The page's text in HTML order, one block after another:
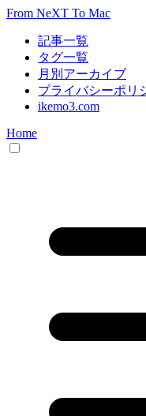
From NeXT To Mac
記事一覧
タグ一覧
月別アーカイブ
プライバシーポリ
ikemo3.com
Home